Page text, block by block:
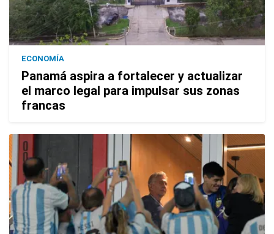
ECONOMÍA
Panamá aspira a fortalecer y actualizar
el marco legal para impulsar sus zonas
francas